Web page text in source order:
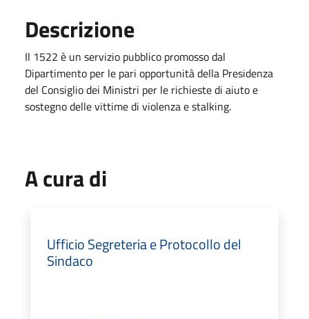
Descrizione
Il 1522 è un servizio pubblico promosso dal
Dipartimento per le pari opportunità della Presidenza
del Consiglio dei Ministri per le richieste di aiuto e
sostegno delle vittime di violenza e stalking.
A cura di
Ufficio Segreteria e Protocollo del
Sindaco